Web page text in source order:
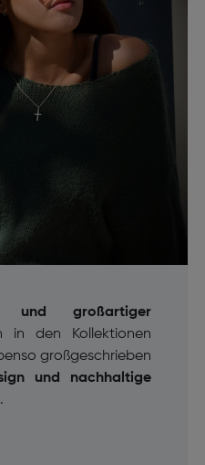
und großartiger
in den Kollektionen
großgeschrieben
und nachhaltige
.